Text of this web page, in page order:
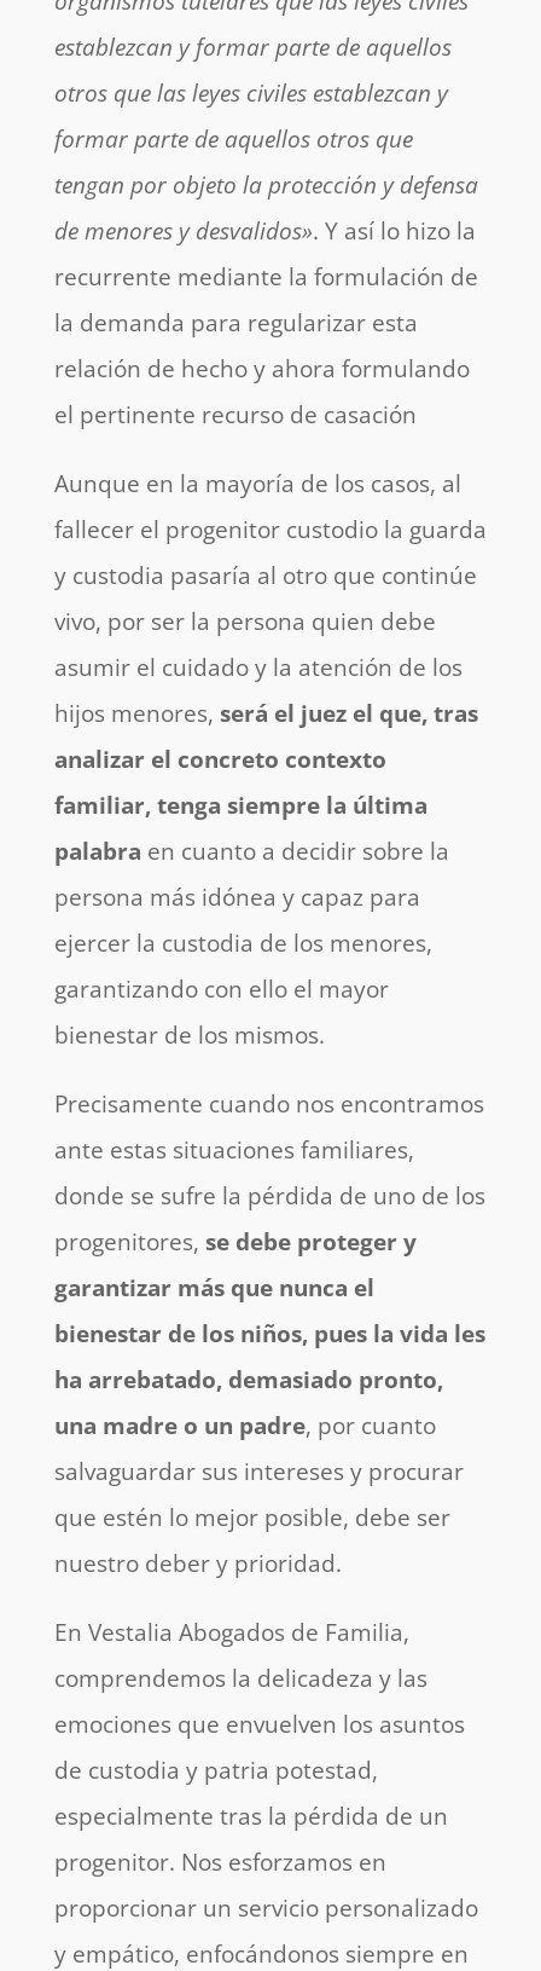
establezcan y formar parte de aquellos
otros que las leyes civiles establezcan y
formar parte de aquellos otros que
tengan por objeto la protección y defensa
de menores y desvalidos». Y así lo hizo la
recurrente mediante la formulación de
la demanda para regularizar esta
relación de hecho y ahora formulando
el pertinente recurso de casación
Aunque en la mayoría de los casos, al
fallecer el progenitor custodio la guarda
y custodia pasaría al otro que continúe
vivo, por ser la persona quien debe
asumir el cuidado y la atención de los
hijos menores, será el juez el que, tras
analizar el concreto contexto
familiar, tenga siempre la última
palabra en cuanto a decidir sobre la
persona más idónea y capaz para
ejercer la custodia de los menores,
garantizando con ello el mayor
bienestar de los mismos.
Precisamente cuando nos encontramos
ante estas situaciones familiares,
donde se sufre la pérdida de uno de los
progenitores, se debe proteger y
garantizar más que nunca el
bienestar de los niños, pues la vida les
ha arrebatado, demasiado pronto,
una madre o un padre, por cuanto
salvaguardar sus intereses y procurar
que estén lo mejor posible, debe ser
nuestro deber y prioridad.
En Vestalia Abogados de Familia,
comprendemos la delicadeza y las
emociones que envuelven los asuntos
de custodia y patria potestad,
especialmente tras la pérdida de un
progenitor. Nos esforzamos en
proporcionar un servicio personalizado
y empático, enfocándonos siempre en